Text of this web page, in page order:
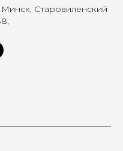
Старовиленский